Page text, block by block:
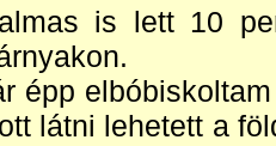
is lett 10
épp
látni lehetett a